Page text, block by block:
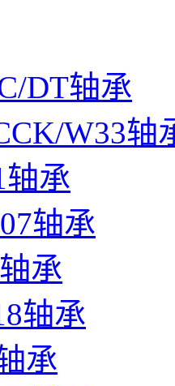
DT轴承
W33轴
轴承
轴承
承
轴承
承